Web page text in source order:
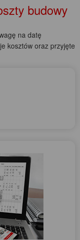
budowy
na datę
kosztów oraz przyjęte